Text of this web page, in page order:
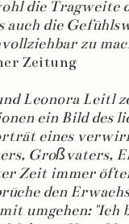
die Tragweite
auch die
zu
Zeitung
Leonora Leitl
ein Bild des
eines
Großvaters,
Zeit immer
den
umgehen: "Ich